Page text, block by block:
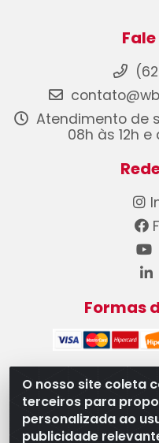
O nosso site coleta
terceiros para
personalizada ao
publicidade
Atendimento de
08h às 12h e
Formas
WB Componentes
08.528.393/0001-12 -
Oeste Industrial,